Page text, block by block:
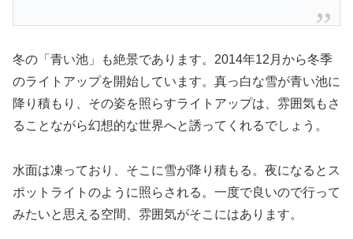
冬の「青い池」も絶景であります。2014年12月から冬季
のライトアップを開始しています。真っ白な雪が青い池に
降り積もり、その姿を照らすライトアップは、雰囲気もさ
ることながら幻想的な世界へと誘ってくれるでしょう。
水面は凍っており、そこに雪が降り積もる。夜になるとス
ポットライトのように照らされる。一度で良いので行って
みたいと思える空間、雰囲気がそこにはあります。